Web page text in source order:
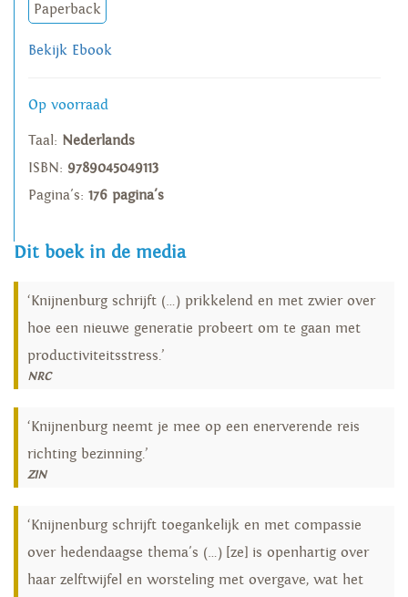
Paperback
Bekijk Ebook
Op voorraad
Taal: Nederlands
ISBN: 9789045049113
Pagina's: 176 pagina's
Dit boek in de media
‘Knijnenburg schrijft (…) prikkelend en met zwier over
hoe een nieuwe generatie probeert om te gaan met
productiviteitsstress.’
NRC
‘Knijnenburg neemt je mee op een enerverende reis
richting bezinning.’
ZIN
‘Knijnenburg schrijft toegankelijk en met compassie
over hedendaagse thema's (…) [ze] is openhartig over
haar zelftwijfel en worsteling met overgave, wat het